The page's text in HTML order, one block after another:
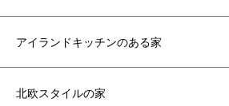
アイランドキッチンのある家
北欧スタイルの家